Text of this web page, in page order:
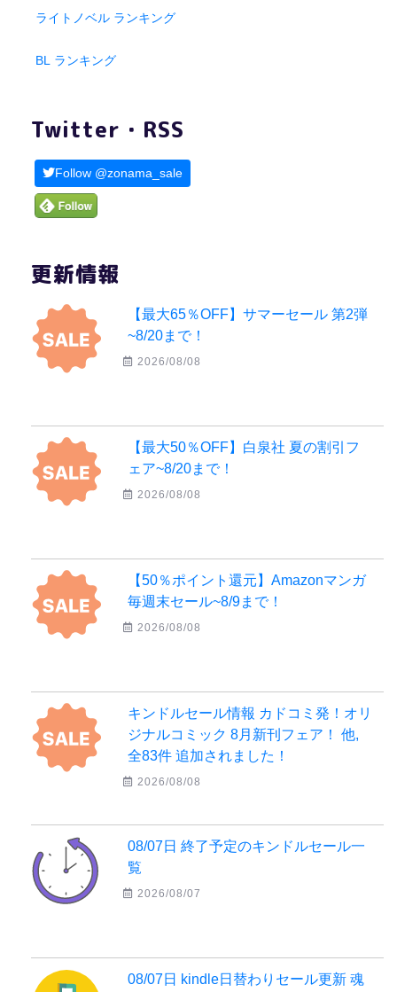
ライトノベル ランキング
BL ランキング
Twitter・RSS
Follow @zonama_sale
更新情報
【最大65％OFF】サマーセール 第2弾
~8/20まで！
2026/08/08
【最大50％OFF】白泉社 夏の割引フ
ェア~8/20まで！
2026/08/08
【50％ポイント還元】Amazonマンガ
毎週末セール~8/9まで！
2026/08/08
キンドルセール情報 カドコミ発！オリ
ジナルコミック 8月新刊フェア！ 他,
全83件 追加されました！
2026/08/08
08/07日 終了予定のキンドルセール一
覧
2026/08/07
08/07日 kindle日替わりセール更新 魂